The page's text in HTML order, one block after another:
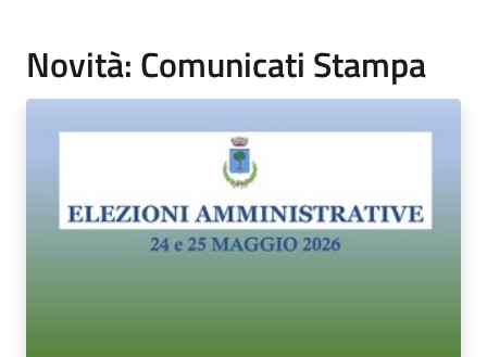
Novità: Comunicati Stampa